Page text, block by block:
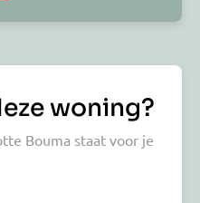
woning?
Bouma staat voor je